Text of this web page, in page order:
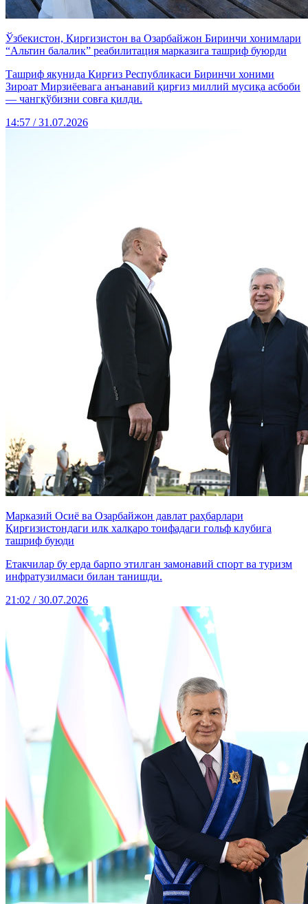
Ўзбекистон, Қирғизистон ва Озарбайжон Биринчи хонимлари
“Альтин балалик” реабилитация марказига ташриф буюрди
Ташриф якунида Қирғиз Республикаси Биринчи хоними
Зироат Мирзиёевага анъанавий қирғиз миллий мусиқа асбоби
— чангқўбизни совға қилди.
14:57 / 31.07.2026
Марказий Осиё ва Озарбайжон давлат раҳбарлари
Қирғизистондаги илк халқаро тоифадаги гольф клубига
ташриф буюди
Етакчилар бу ерда барпо этилган замонавий спорт ва туризм
инфратузилмаси билан танишди.
21:02 / 30.07.2026